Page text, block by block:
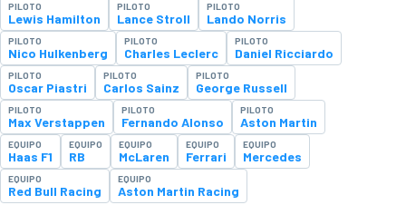
PILOTO
Lewis Hamilton
PILOTO
Lance Stroll
PILOTO
Lando Norris
PILOTO
Nico Hulkenberg
PILOTO
Charles Leclerc
PILOTO
Daniel Ricciardo
PILOTO
Oscar Piastri
PILOTO
Carlos Sainz
PILOTO
George Russell
PILOTO
Max Verstappen
PILOTO
Fernando Alonso
PILOTO
Aston Martin
EQUIPO
Haas F1
EQUIPO
RB
EQUIPO
McLaren
EQUIPO
Ferrari
EQUIPO
Mercedes
EQUIPO
Red Bull Racing
EQUIPO
Aston Martin Racing